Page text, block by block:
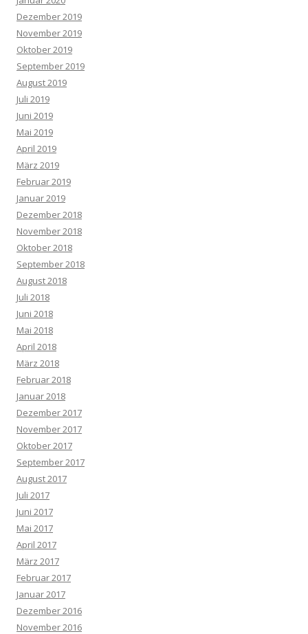
Dezember 2019
November 2019
Oktober 2019
September 2019
August 2019
Juli 2019
Juni 2019
Mai 2019
April 2019
März 2019
Februar 2019
Januar 2019
Dezember 2018
November 2018
Oktober 2018
September 2018
August 2018
Juli 2018
Juni 2018
Mai 2018
April 2018
März 2018
Februar 2018
Januar 2018
Dezember 2017
November 2017
Oktober 2017
September 2017
August 2017
Juli 2017
Juni 2017
Mai 2017
April 2017
März 2017
Februar 2017
Januar 2017
Dezember 2016
November 2016